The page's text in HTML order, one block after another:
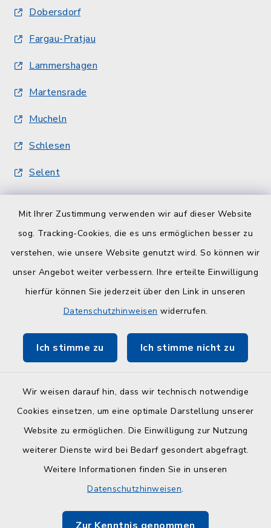
Mit Ihrer Zustimmung verwenden wir auf dieser Website
sog. Tracking-Cookies, die es uns ermöglichen besser zu
verstehen, wie unsere Website genutzt wird. So können wir
unser Angebot weiter verbessern. Ihre erteilte Einwilligung
hierfür können Sie jederzeit über den Link in unseren
Datenschutzhinweisen widerrufen.
Ich stimme zu Ich stimme nicht zu
Wir weisen darauf hin, dass wir technisch notwendige
Cookies einsetzen, um eine optimale Darstellung unserer
Website zu ermöglichen. Die Einwilligung zur Nutzung
weiterer Dienste wird bei Bedarf gesondert abgefragt.
Weitere Informationen finden Sie in unseren
Datenschutzhinweisen.
Dobersdorf
Fargau-Pratjau
Lammershagen
Martensrade
Mucheln
Schlesen
Selent
Quicklinks
Serviceportal Schleswig-Holstein
ZuFiSH
Am Selent/Schlesen MapOne
Barrierefreiheit